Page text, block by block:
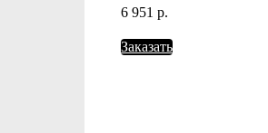
6 951 р.
Заказать